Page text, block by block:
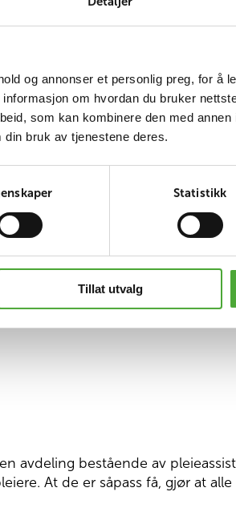
og annonser et personlig preg, for å
om hvordan du bruker
som kan kombinere den med
bruk av tjenestene deres.
Statistikk
Tillat utvalg
valg og
er det mye
avdeling bestående av
At de er såpass få, gjør at